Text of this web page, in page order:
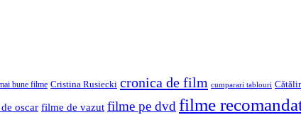
bune filme Cristina Rusiecki cronica de film cumparari tablouri
oscar filme de vazut filme pe dvd filme